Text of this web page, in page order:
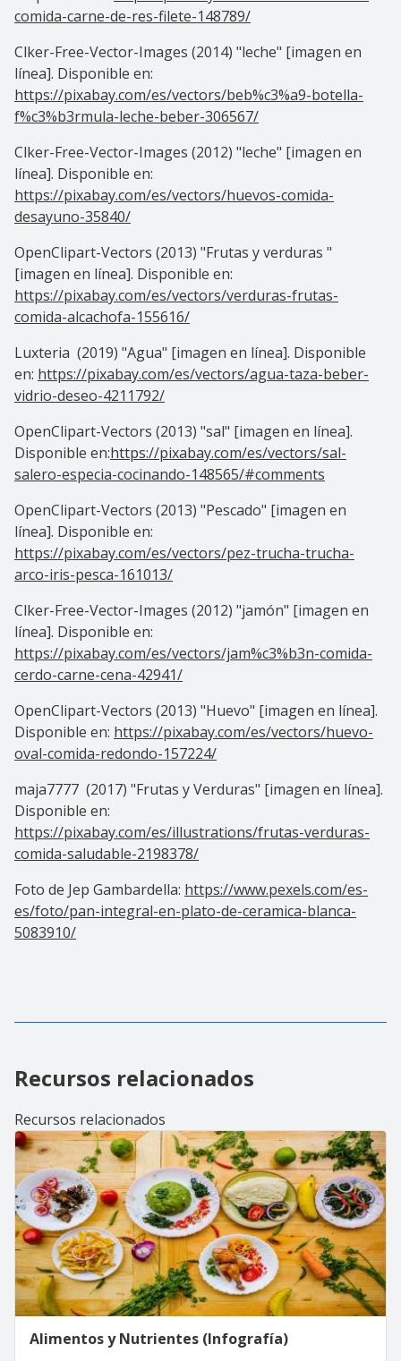
comida-carne-de-res-filete-148789/
Clker-Free-Vector-Images (2014) "leche" [imagen en
línea]. Disponible en:
https://pixabay.com/es/vectors/beb%c3%a9-botella-
f%c3%b3rmula-leche-beber-306567/
Clker-Free-Vector-Images (2012) "leche" [imagen en
línea]. Disponible en:
https://pixabay.com/es/vectors/huevos-comida-
desayuno-35840/
OpenClipart-Vectors (2013) "Frutas y verduras "
[imagen en línea]. Disponible en:
https://pixabay.com/es/vectors/verduras-frutas-
comida-alcachofa-155616/
Luxteria (2019) "Agua" [imagen en línea]. Disponible
en: https://pixabay.com/es/vectors/agua-taza-beber-
vidrio-deseo-4211792/
OpenClipart-Vectors (2013) "sal" [imagen en línea].
Disponible en:https://pixabay.com/es/vectors/sal-
salero-especia-cocinando-148565/#comments
OpenClipart-Vectors (2013) "Pescado" [imagen en
línea]. Disponible en:
https://pixabay.com/es/vectors/pez-trucha-trucha-
arco-iris-pesca-161013/
Clker-Free-Vector-Images (2012) "jamón" [imagen en
línea]. Disponible en:
https://pixabay.com/es/vectors/jam%c3%b3n-comida-
cerdo-carne-cena-42941/
OpenClipart-Vectors (2013) "Huevo" [imagen en línea].
Disponible en: https://pixabay.com/es/vectors/huevo-
oval-comida-redondo-157224/
maja7777 (2017) "Frutas y Verduras" [imagen en línea].
Disponible en:
https://pixabay.com/es/illustrations/frutas-verduras-
comida-saludable-2198378/
Foto de Jep Gambardella: https://www.pexels.com/es-
es/foto/pan-integral-en-plato-de-ceramica-blanca-
5083910/
Recursos relacionados
Recursos relacionados
Alimentos y Nutrientes (Infografía)